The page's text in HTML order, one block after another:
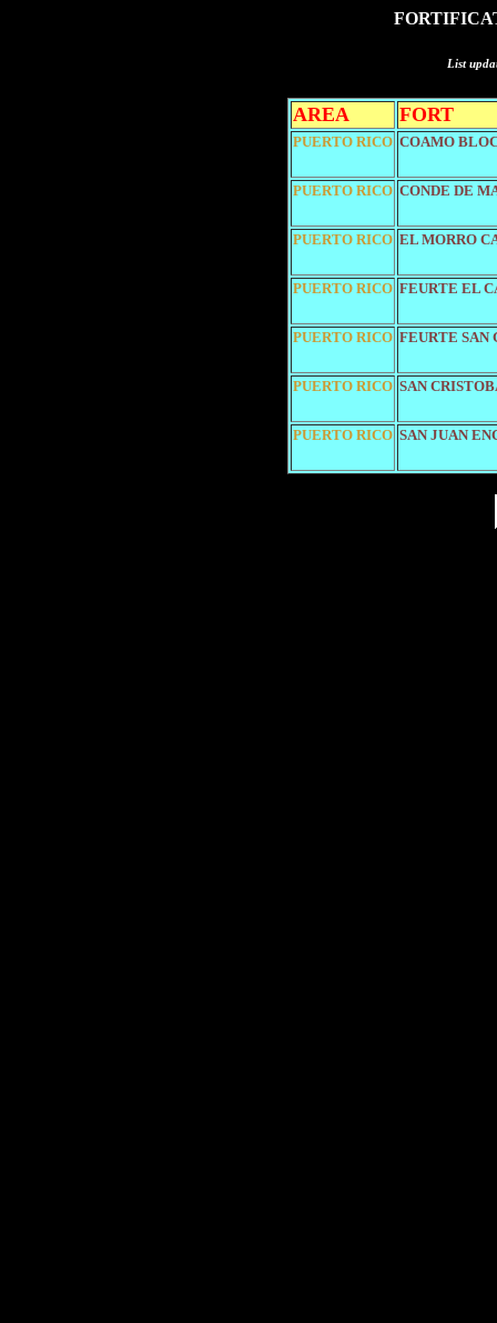
List
AREA FORT
PUERTO RICO COAMO
PUERTO RICO CONDE DE
PUERTO RICO EL MORRO
PUERTO RICO FEURTE EL
PUERTO RICO FEURTE SAN
PUERTO RICO SAN
PUERTO RICO SAN JUAN